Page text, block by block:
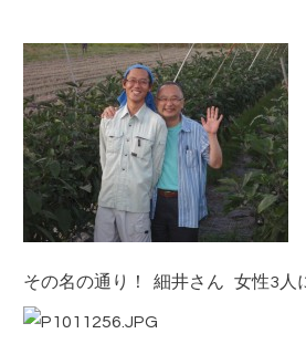
その名の通り！ 細井さん 女性3人